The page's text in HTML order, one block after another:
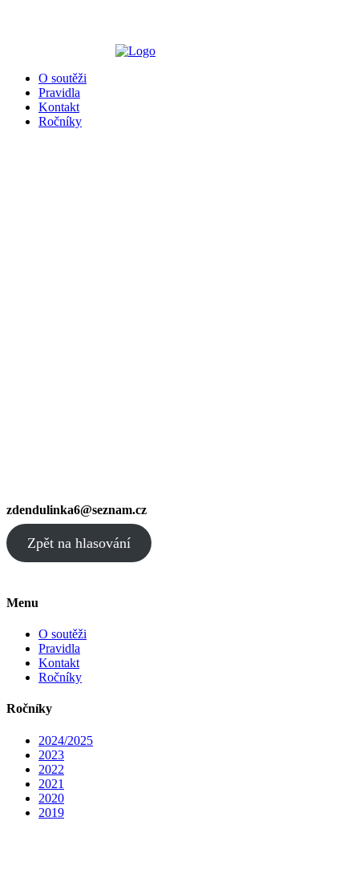
O soutěži
Pravidla
Kontakt
Ročníky
zdendulinka6@seznam.cz
Zpět na hlasování
Menu
O soutěži
Pravidla
Kontakt
Ročníky
Ročníky
2024/2025
2023
2022
2021
2020
2019